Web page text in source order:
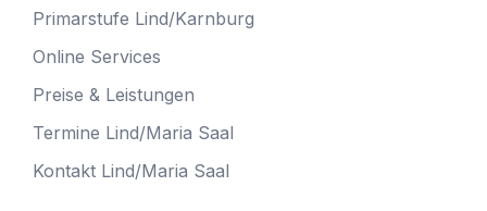
Primarstufe Lind/Karnburg
Online Services
Preise & Leistungen
Termine Lind/Maria Saal
Kontakt Lind/Maria Saal